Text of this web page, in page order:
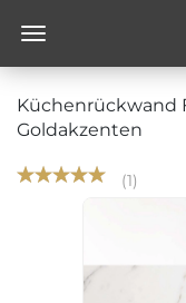
Küchenrückwand
Goldakzenten
1